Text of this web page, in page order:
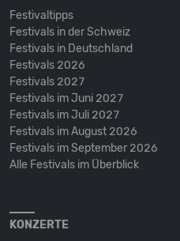
Festivaltipps
Festivals in der Schweiz
Festivals in Deutschland
Festivals 2026
Festivals 2027
Festivals im Juni 2027
Festivals im Juli 2027
Festivals im August 2026
Festivals im September 2026
Alle Festivals im Überblick
KONZERTE